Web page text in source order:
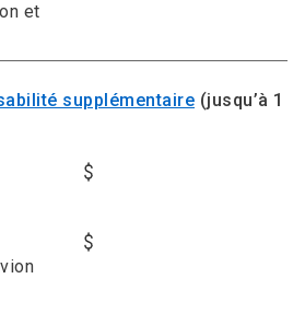
et
supplémentaire (jusqu’à 1